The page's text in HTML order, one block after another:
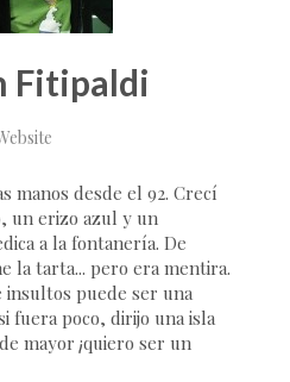
Fitipaldi
manos desde el 92. Crecí
un erizo azul y un
a la fontanería. De
la tarta... pero era mentira.
insultos puede ser una
fuera poco, dirijo una isla
mayor ¡quiero ser un